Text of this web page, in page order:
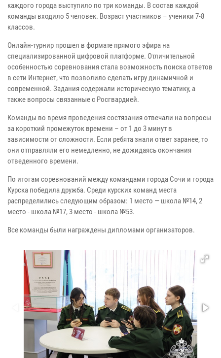
каждого города выступило по три команды. В состав каждой
команды входило 5 человек. Возраст участников – ученики 7-8
классов.
Онлайн-турнир прошел в формате прямого эфира на
специализированной цифровой платформе. Отличительной
особенностью соревнования стала возможность поиска ответов
в сети Интернет, что позволило сделать игру динамичной и
современной. Задания содержали историческую тематику, а
также вопросы связанные с Росгвардией.
Команды во время проведения состязания отвечали на вопросы
за короткий промежуток времени – от 1 до 3 минут в
зависимости от сложности. Если ребята знали ответ заранее, то
они отправляли его немедленно, не дожидаясь окончания
отведенного времени.
По итогам соревнований между командами города Сочи и города
Курска победила дружба. Среди курских команд места
распределились следующим образом: 1 место — школа №14, 2
место - школа №17, 3 место - школа №53.
Все команды были награждены дипломами организаторов.